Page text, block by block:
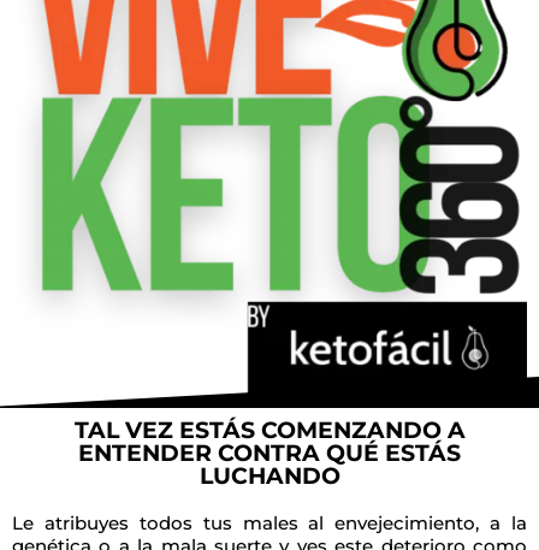
TAL VEZ ESTÁS COMENZANDO A
ENTENDER CONTRA QUÉ ESTÁS
LUCHANDO
Le atribuyes todos tus males al envejecimiento, a la